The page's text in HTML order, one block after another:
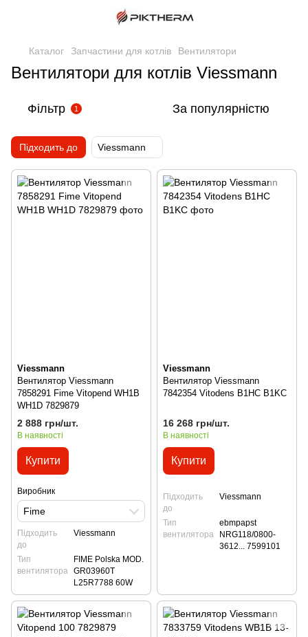
Каталог Запчастини для котлів Вентилятори
Вентилятори для котлів Viessmann
Фільтр 1 За популярністю
Підходить до Viessmann
Viessmann
Вентилятор Viessmann
7858291 Fime Vitopend WH1B
WH1D 7829879
2 888 грн/шт.
В наявності
Купити
Виробник
Fime
Підходить
до
Viessmann
Тип
вентилятора
FIME Polska MOD.
GR03960T
L25R7788 60W
Viessmann
Вентилятор Viessmann
7842354 Vitodens B1HC B1KC
16 268 грн/шт.
В наявності
Купити
Підходить
до
Viessmann
Тип
вентилятора
ebmpapst
NRG118/0800-
3612... 7599101